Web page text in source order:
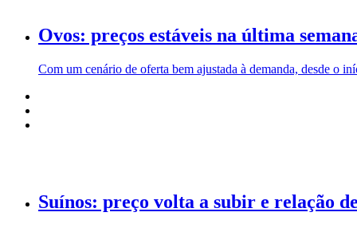
Ovos: preços estáveis na última
Com um cenário de oferta bem ajustada à demanda, desde o
Suínos: preço volta a subir e relação